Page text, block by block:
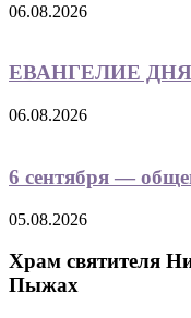
06.08.2026
ЕВАНГЕЛИЕ ДНЯ
06.08.2026
6 сентября —
05.08.2026
Храм святителя
Пыжах